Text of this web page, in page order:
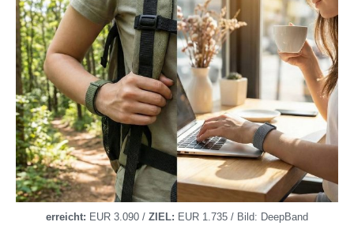
erreicht: EUR 3.090 / ZIEL: EUR 1.735 / Bild: DeepBand